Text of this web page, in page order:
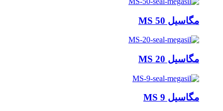
مگاسیل MS 50
مگاسیل MS 20
مگاسیل MS 9